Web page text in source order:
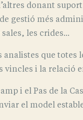
donant
gestió més
les crides...
que
vincles i la relació
i el Pas de la
el model